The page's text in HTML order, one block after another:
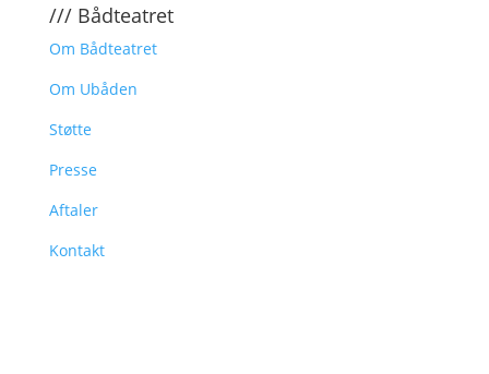
/// Bådteatret
Om Bådteatret
Om Ubåden
Støtte
Presse
Aftaler
Kontakt